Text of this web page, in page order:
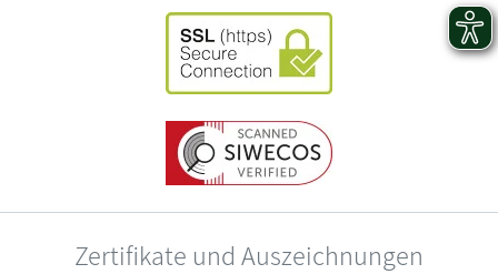
Zertifikate und Auszeichnungen